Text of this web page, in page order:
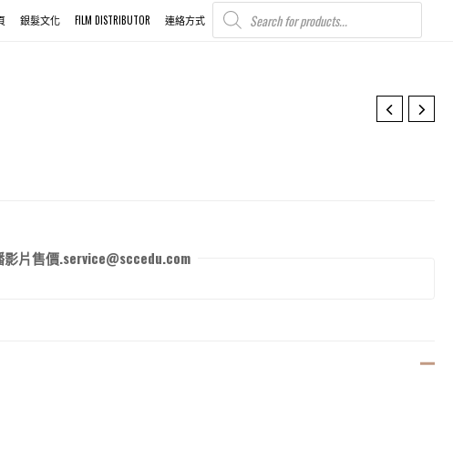
銀髮文化 FILM DISTRIBUTOR 連絡方式
PRODUCTS
SEARCH
片售價.service@sccedu.com